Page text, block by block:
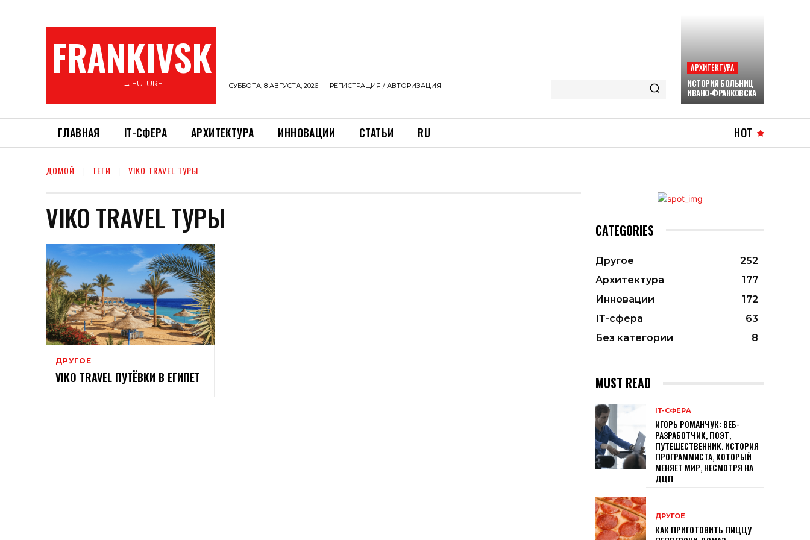
FRANKIVSK
———→ FUTURE СУББОТА, 8 АВГУСТА, 2026 РЕГИСТРАЦИЯ / АВТОРИЗАЦИЯ
АРХИТЕКТУРА
ИСТОРИЯ БОЛЬНИЦ
ИВАНО-ФРАНКОВСКА
ГЛАВНАЯ ІТ-СФЕРА АРХИТЕКТУРА ИННОВАЦИИ СТАТЬИ RU HOT
ДОМОЙ ТЕГИ VIKO TRAVEL ТУРЫ
VIKO TRAVEL ТУРЫ
ДРУГОЕ
VIKO TRAVEL ПУТЁВКИ В ЕГИПЕТ
CATEGORIES
Другое
252
Архитектура
177
Инновации
172
ІТ-сфера
63
Без категории
8
MUST READ
ІТ-СФЕРА
ИГОРЬ РОМАНЧУК: ВЕБ-
РАЗРАБОТЧИК, ПОЭТ,
ПУТЕШЕСТВЕННИК. ИСТОРИЯ
ПРОГРАММИСТА, КОТОРЫЙ
МЕНЯЕТ МИР, НЕСМОТРЯ НА
ДЦП
ДРУГОЕ
КАК ПРИГОТОВИТЬ ПИЦЦУ